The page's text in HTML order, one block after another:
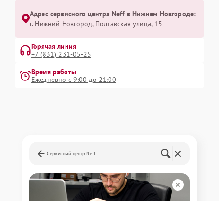
Адрес сервисного центра Neff в Нижнем Новгороде:
г. Нижний Новгород, Полтавская улица, 15
Горячая линия
+7 (831) 231-05-25
Время работы
Ежедневно с 9:00 до 21:00
Сервисный центр Neff